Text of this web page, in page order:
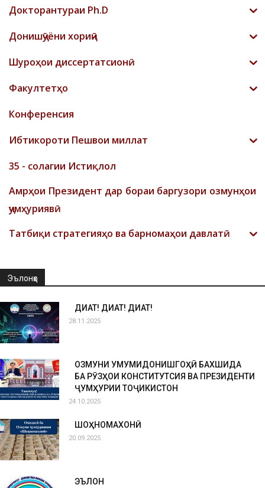
Докторантураи Ph.D
Донишҷӯёни хориҷӣ
Шyроҳои диссертатсионӣ
Факултетҳо
Конференсия
Ибтикороти Пешвои миллат
35 - солагии Истиқлол
Амрҳои Президент дар бораи баргузори озмунҳои
ҷумҳуриявӣ
Татбиқи стратегияҳо ва барномаҳои давлатӣ
Эълонҳо
ДИҚҚАТ! ДИҚҚАТ! ДИҚҚАТ!
28.11.2025
ОЗМУНИ УМУМИДОНИШГОҲӢ БАХШИДА
БА РӮЗҲОИ КОНСТИТУТСИЯ ВА ПРЕЗИДЕНТИ
ҶУМҲУРИИ ТОҶИКИСТОН
24.10.2025
ШОҲНОМАХОНӢ
20.09.2025
ЭЪЛОН